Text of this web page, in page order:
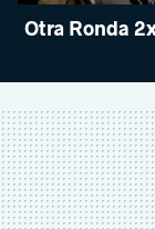
Otra Ronda